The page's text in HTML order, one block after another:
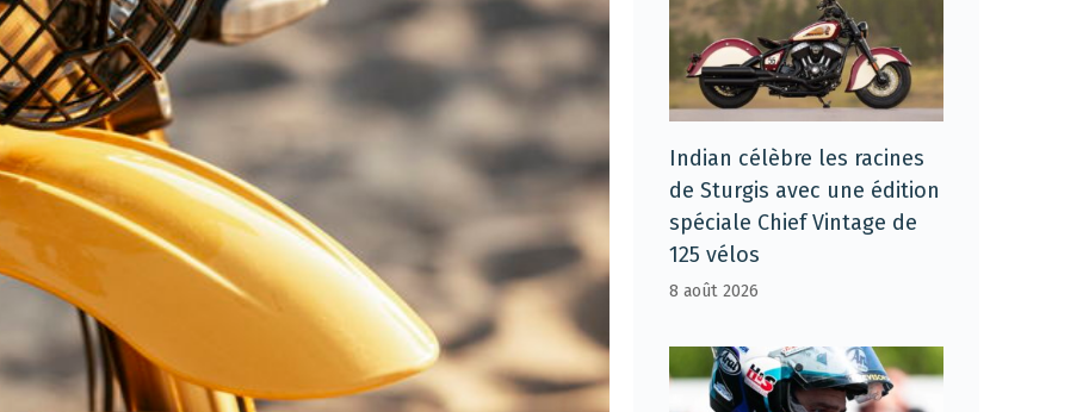
Indian célèbre les racines
de Sturgis avec une édition
spéciale Chief Vintage de
125 vélos
8 août 2026